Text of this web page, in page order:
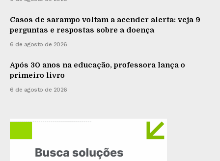
Casos de sarampo voltam a acender alerta: veja 9
perguntas e respostas sobre a doença
6 de agosto de 2026
Após 30 anos na educação, professora lança o
primeiro livro
6 de agosto de 2026